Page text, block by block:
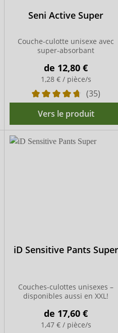
Seni Active Super
Couche-culotte unisexe avec
super-absorbant
de 12,80 €
1,28 € / pièce/s
(35)
Vers le produit
iD Sensitive Pants Super
Couches-culottes unisexes –
disponibles aussi en XXL!
de 17,60 €
1,47 € / pièce/s